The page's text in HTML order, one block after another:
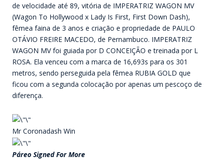
de velocidade até 89, vitória de IMPERATRIZ WAGON MV
(Wagon To Hollywood x Lady Is First, First Down Dash),
fêmea faina de 3 anos e criação e propriedade de PAULO
OTÁVIO FREIRE MACEDO, de Pernambuco. IMPERATRIZ
WAGON MV foi guiada por D CONCEIÇÃO e treinada por L
ROSA. Ela venceu com a marca de 16,693s para os 301
metros, sendo perseguida pela fêmea RUBIA GOLD que
ficou com a segunda colocação por apenas um pescoço de
diferença.
Mr Coronadash Win
Páreo Signed For More